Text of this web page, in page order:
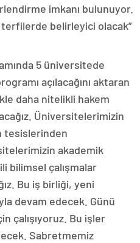
imkanı bulunuyor.
belirleyici olacak”
5 üniversitede
açılacağını aktaran
daha nitelikli hakem
Üniversitelerimizin
tesislerinden
akademik
bilimsel çalışmalar
Bu iş birliği, yeni
devam edecek. Günü
çalışıyoruz. Bu işler
Sabretmemiz